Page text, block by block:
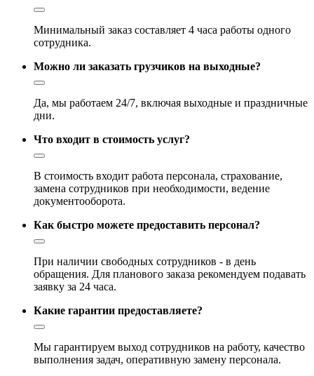
Минимальный заказ составляет 4 часа работы одного
сотрудника.
Можно ли заказать грузчиков на выходные?
Да, мы работаем 24/7, включая выходные и праздничные
дни.
Что входит в стоимость услуг?
В стоимость входит работа персонала, страхование,
замена сотрудников при необходимости, ведение
документооборота.
Как быстро можете предоставить персонал?
При наличии свободных сотрудников - в день
обращения. Для планового заказа рекомендуем подавать
заявку за 24 часа.
Какие гарантии предоставляете?
Мы гарантируем выход сотрудников на работу, качество
выполнения задач, оперативную замену персонала.